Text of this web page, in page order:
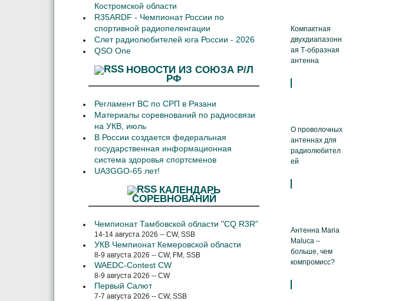
Компактная
двухдиапазонн
ая Т-образная
антенна
О проволочных
антеннах для
радиолюбител
ей
Антенна Maria
Maluca –
больше, чем
компромисс?
Костромской области
R35ARDF - Чемпионат России по
спортивной радиопеленгации
Слет радиолюбителей юга России - 2026
QSO One
НОВОСТИ ИЗ СОЮЗА Р/Л
РФ
Регламент ВС по СРП в Рязани
Материалы соревнований по радиосвязи
на УКВ, июль
В России создается федеральная
государственная информационная
система здоровья спортсменов
UA3GGO-65 лет!
КАЛЕНДАРЬ
СОРЕВНОВАНИЙ
Чемпионат Тамбовской области "CQ R3R"
14-14 августа 2026 -- CW, SSB
УКВ Чемпионат Кемеровской области
8-9 августа 2026 -- CW, FM, SSB
WAEDC-Contest CW
8-9 августа 2026 -- CW
Первый Салют
7-7 августа 2026 -- CW, SSB